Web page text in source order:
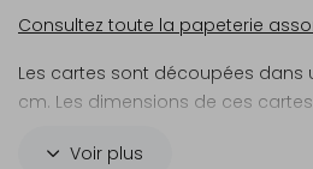
Consultez toute la papeterie
Les cartes sont découpées dans
cm. Les dimensions de ces
11x17 cm
Voir plus